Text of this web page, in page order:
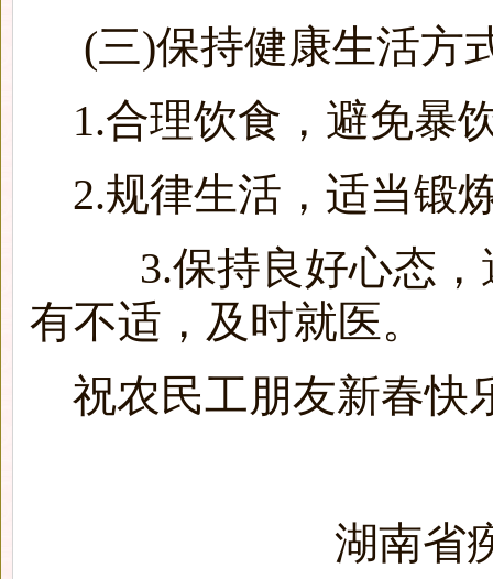
(三)保持健康生活方
1.合理饮食，避免暴
2.规律生活，适当锻
3.保持良好心态，避
有不适，及时就医。
祝农民工朋友新春快
湖南省